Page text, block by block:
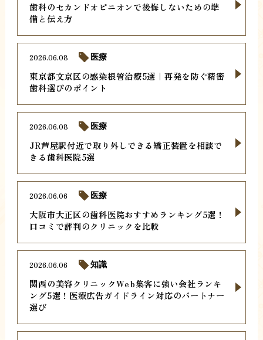
歯科のセカンドオピニオンで後悔しないための準
備と伝え方
東京都文京区の感染根管治療5選｜再発を防ぐ精密
歯科選びのポイント
2026.06.08 医療
JR芦屋駅付近で取り外しできる矯正装置を相談で
きる歯科医院5選
2026.06.08 医療
大阪市大正区の歯科医院おすすめランキング5選！
口コミで評判のクリニックを比較
2026.06.06 医療
関西の美容クリニックWeb集客に強い会社ランキ
ング5選！医療広告ガイドライン対応のパートナー
選び
2026.06.06 知識